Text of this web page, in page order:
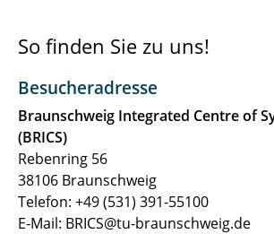
Aktuelles und Termine
Stellenangebote
Kontakt
So finden Sie zu uns!
Besucheradresse
Braunschweig Integrated Centre of
(BRICS)
Rebenring 56
38106 Braunschweig
Telefon: +49 (531) 391-55100
E-Mail: BRICS@tu-braunschweig.de